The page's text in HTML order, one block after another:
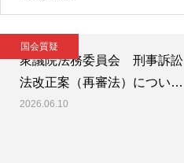
国会質疑
衆議院法務委員会 刑事訴訟
法改正案（再審法）につい…
2026.06.10